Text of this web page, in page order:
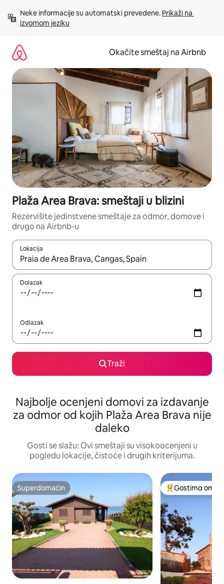
sadržaj
Neke informacije su automatski prevedene. Prikaži na
izvornom jeziku
Okačite smeštaj na Airbnb
Plaža Area Brava: smeštaji u blizini
Rezervišite jedinstvene smeštaje za odmor, domove i
drugo na Airbnb-u
Lokacija
Kad su rezultati dostupni, možete da se krećete kroz njih
Dolazak
Odlazak
Traži
Najbolje ocenjeni domovi za izdavanje
za odmor od kojih Plaža Area Brava nije
daleko
Gosti se slažu: Ovi smeštaji su visokoocenjeni u
pogledu lokacije, čistoće i drugih kriterijuma.
Superdomaćin
Superdomaćin Najuspešniji
Gostima